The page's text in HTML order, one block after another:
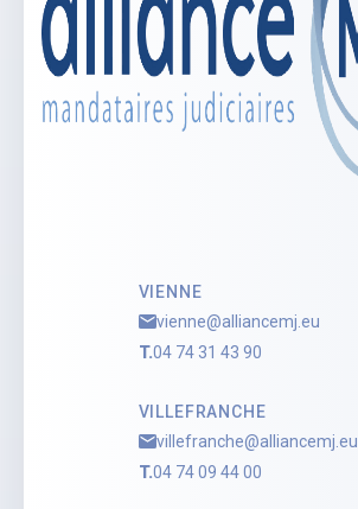
VIENNE
vienne@alliancemj.eu
T.04 74 31 43 90
VILLEFRANCHE
villefranche@alliancemj.eu
T.04 74 09 44 00